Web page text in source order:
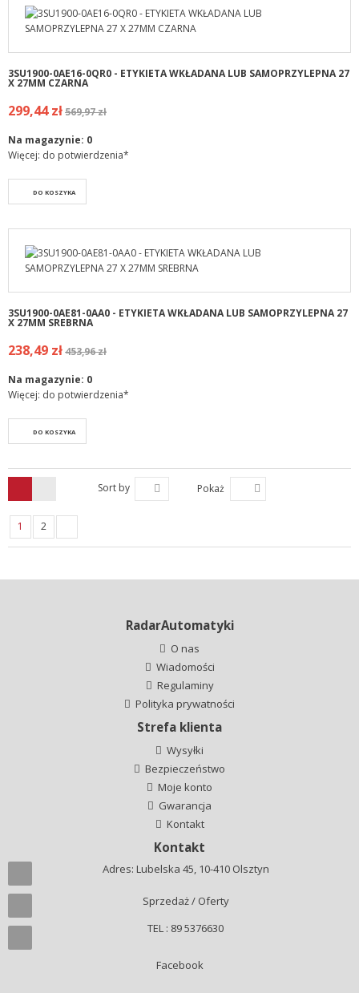
3SU1900-0AE16-0QR0 - ETYKIETA WKŁADANA LUB SAMOPRZYLEPNA 27
X 27MM CZARNA
299,44 zł569,97 zł
Na magazynie: 0
Więcej: do potwierdzenia*
DO KOSZYKA
3SU1900-0AE81-0AA0 - ETYKIETA WKŁADANA LUB SAMOPRZYLEPNA 27
X 27MM SREBRNA
238,49 zł453,96 zł
Na magazynie: 0
Więcej: do potwierdzenia*
DO KOSZYKA
Sort by Pokaż
1 2
RadarAutomatyki
O nas
Wiadomości
Regulaminy
Polityka prywatności
Strefa klienta
Wysyłki
Bezpieczeństwo
Moje konto
Gwarancja
Kontakt
Kontakt
Adres: Lubelska 45, 10-410 Olsztyn
Sprzedaż / Oferty
TEL : 89 5376630
Facebook